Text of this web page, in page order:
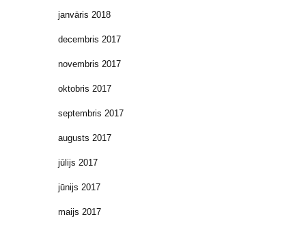
janvāris 2018
decembris 2017
novembris 2017
oktobris 2017
septembris 2017
augusts 2017
jūlijs 2017
jūnijs 2017
maijs 2017